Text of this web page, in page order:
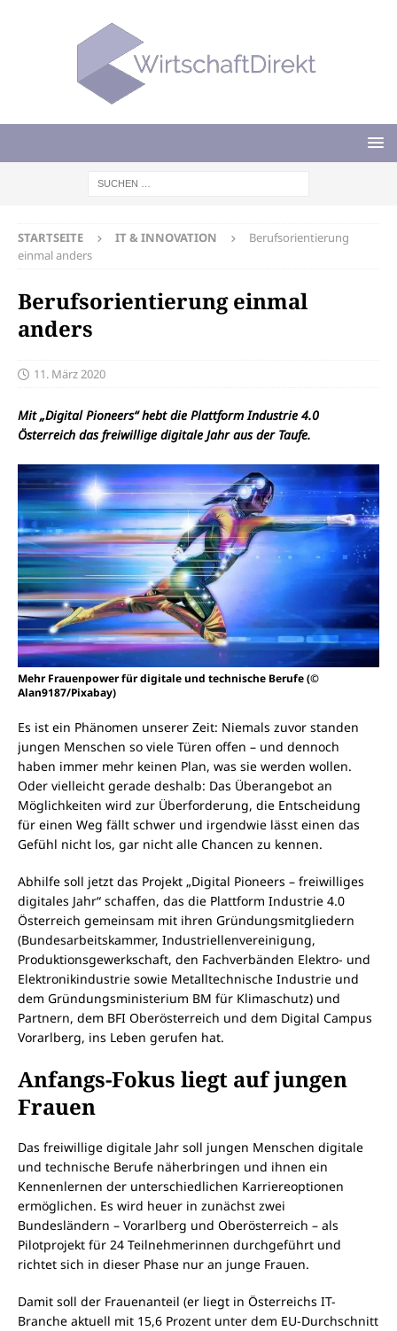
STARTSEITE IT & INNOVATION
Berufsorientierung
einmal anders
Berufsorientierung einmal
anders
11. März 2020
Mit „Digital Pioneers“ hebt die Plattform Industrie 4.0
Österreich das freiwillige digitale Jahr aus der Taufe.
Mehr Frauenpower für digitale und technische Berufe (©
Alan9187/Pixabay)
Es ist ein Phänomen unserer Zeit: Niemals zuvor standen
jungen Menschen so viele Türen offen – und dennoch
haben immer mehr keinen Plan, was sie werden wollen.
Oder vielleicht gerade deshalb: Das Überangebot an
Möglichkeiten wird zur Überforderung, die Entscheidung
für einen Weg fällt schwer und irgendwie lässt einen das
Gefühl nicht los, gar nicht alle Chancen zu kennen.
Abhilfe soll jetzt das Projekt „Digital Pioneers – freiwilliges
digitales Jahr“ schaffen, das die Plattform Industrie 4.0
Österreich gemeinsam mit ihren Gründungsmitgliedern
(Bundesarbeitskammer, Industriellenvereinigung,
Produktionsgewerkschaft, den Fachverbänden Elektro- und
Elektronikindustrie sowie Metalltechnische Industrie und
dem Gründungsministerium BM für Klimaschutz) und
Partnern, dem BFI Oberösterreich und dem Digital Campus
Vorarlberg, ins Leben gerufen hat.
Anfangs-Fokus liegt auf jungen
Frauen
Das freiwillige digitale Jahr soll jungen Menschen digitale
und technische Berufe näherbringen und ihnen ein
Kennenlernen der unterschiedlichen Karriereoptionen
ermöglichen. Es wird heuer in zunächst zwei
Bundesländern – Vorarlberg und Oberösterreich – als
Pilotprojekt für 24 Teilnehmerinnen durchgeführt und
richtet sich in dieser Phase nur an junge Frauen.
Damit soll der Frauenanteil (er liegt in Österreichs IT-
Branche aktuell mit 15,6 Prozent unter dem EU-Durchschnitt